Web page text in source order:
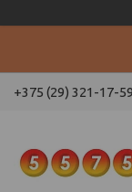
+375 (29) 321-17-59